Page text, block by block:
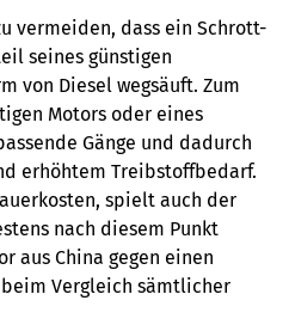
vermeiden, dass ein Schrott-
seines günstigen
von Diesel wegsäuft. Zum
Motors oder eines
Gänge und dadurch
erhöhtem Treibstoffbedarf.
spielt auch der
nach diesem Punkt
aus China gegen einen
Vergleich sämtlicher